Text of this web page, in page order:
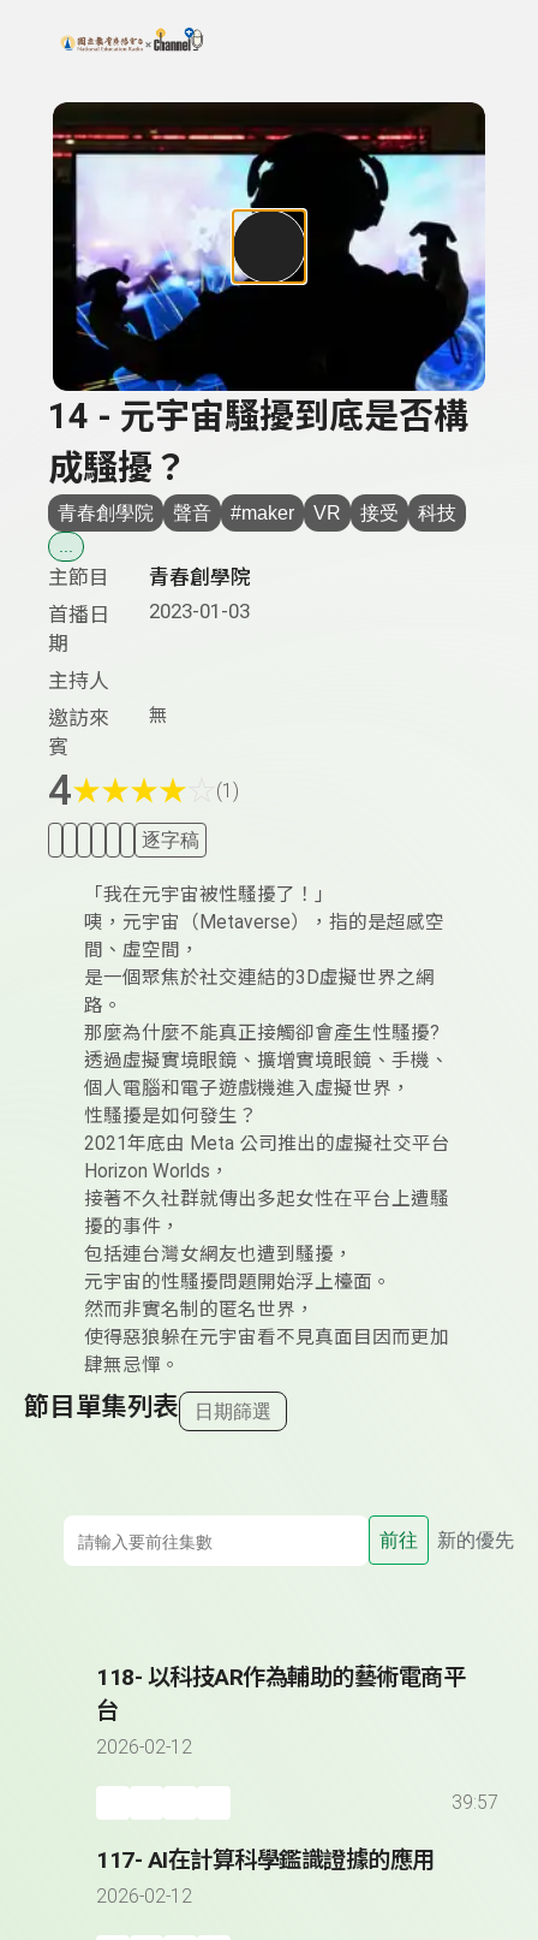
上方功能區塊
搜尋關鍵字：可輸入節目名稱、主持人或關鍵字
14 - 元宇宙騷擾到底是否構
成騷擾？
青春創學院 聲音 #maker VR 接受 科技
...
主節目
青春創學院
首播日
期
2023-01-03
主持人
邀訪來
賓
無
4★★★★ (1)
逐字稿
「我在元宇宙被性騷擾了！｣
咦，元宇宙（Metaverse），指的是超感空
間、虛空間，
是一個聚焦於社交連結的3D虛擬世界之網
路。
那麼為什麼不能真正接觸卻會產生性騷擾?
透過虛擬實境眼鏡、擴增實境眼鏡、手機、
個人電腦和電子遊戲機進入虛擬世界，
性騷擾是如何發生？
2021年底由 Meta 公司推出的虛擬社交平台
Horizon Worlds，
接著不久社群就傳出多起女性在平台上遭騷
擾的事件，
包括連台灣女網友也遭到騷擾，
元宇宙的性騷擾問題開始浮上檯面。
然而非實名制的匿名世界，
使得惡狼躲在元宇宙看不見真面目因而更加
肆無忌憚。
節目單集列表 日期篩選
前往 新的優先
118- 以科技AR作為輔助的藝術電商平
台
2026-02-12
39:57
117- AI在計算科學鑑識證據的應用
2026-02-12